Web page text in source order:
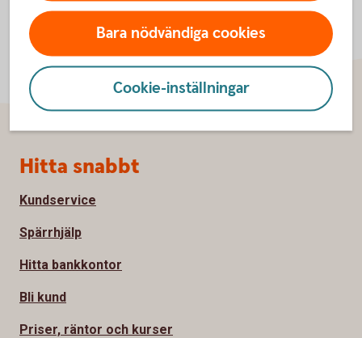
Bara nödvändiga cookies
Cookie-inställningar
Sidfot
Hitta snabbt
Kundservice
Spärrhjälp
Hitta bankkontor
Bli kund
Priser, räntor och kurser